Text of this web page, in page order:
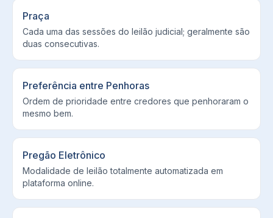
Praça
Cada uma das sessões do leilão judicial; geralmente são
duas consecutivas.
Preferência entre Penhoras
Ordem de prioridade entre credores que penhoraram o
mesmo bem.
Pregão Eletrônico
Modalidade de leilão totalmente automatizada em
plataforma online.